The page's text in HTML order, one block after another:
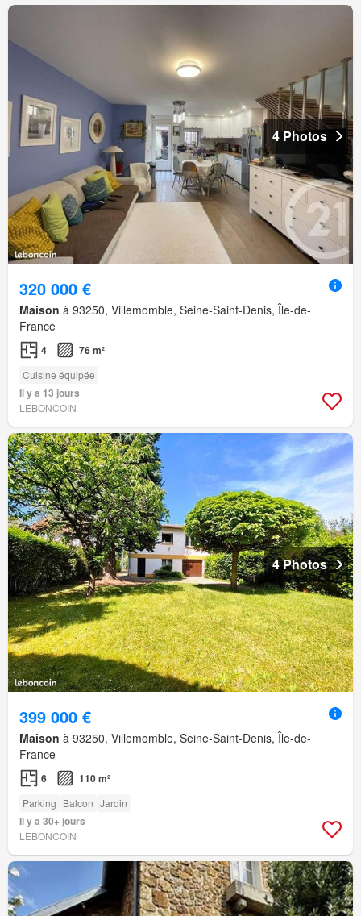
4 Photos
320 000 €
Maison à 93250, Villemomble, Seine-Saint-Denis, Île-de-
France
4 76 m²
Cuisine équipée
Il y a 13 jours
LEBONCOIN
4 Photos
399 000 €
Maison à 93250, Villemomble, Seine-Saint-Denis, Île-de-
France
6 110 m²
Parking Balcon Jardin
Il y a 30+ jours
LEBONCOIN